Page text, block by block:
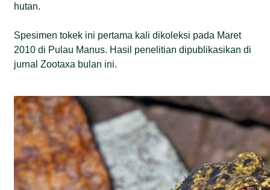
hutan.
Spesimen tokek ini pertama kali dikoleksi pada Maret
2010 di Pulau Manus. Hasil penelitian dipublikasikan di
jurnal Zootaxa bulan ini.